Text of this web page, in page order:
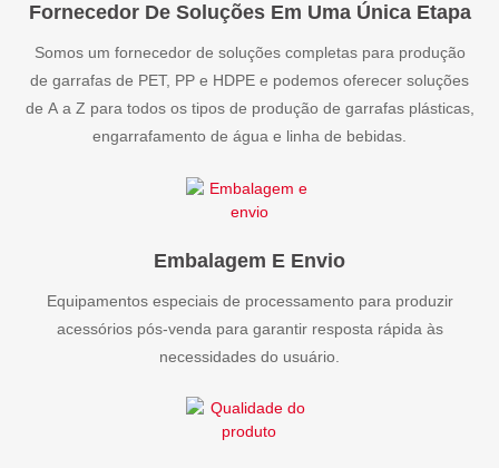
Fornecedor De Soluções Em Uma Única Etapa
Somos um fornecedor de soluções completas para produção
de garrafas de PET, PP e HDPE e podemos oferecer soluções
de A a Z para todos os tipos de produção de garrafas plásticas,
engarrafamento de água e linha de bebidas.
Embalagem E Envio
Equipamentos especiais de processamento para produzir
acessórios pós-venda para garantir resposta rápida às
necessidades do usuário.